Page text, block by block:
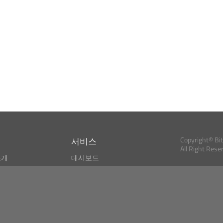
서비스
대시보드
Copyright©
All Right